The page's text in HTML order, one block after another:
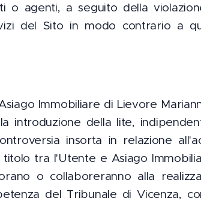
o agenti, a seguito della
del Sito in modo contrario a
Immobiliare di Lievore
introduzione della lite,
insorta in relazione
tra l'Utente e Asiago
o collaboreranno alla
del Tribunale di Vicenza,